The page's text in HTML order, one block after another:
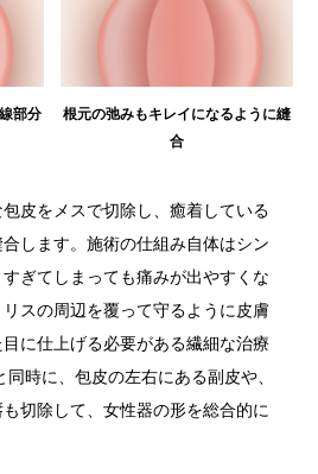
部分
根元の弛みもキレイになるように縫
合
皮をメスで切除し、癒着している
します。施術の仕組み自体はシン
ぎてしまっても痛みが出やすくな
スの周辺を覆って守るように皮膚
に仕上げる必要がある繊細な治療
時に、包皮の左右にある副皮や、
切除して、女性器の形を総合的に